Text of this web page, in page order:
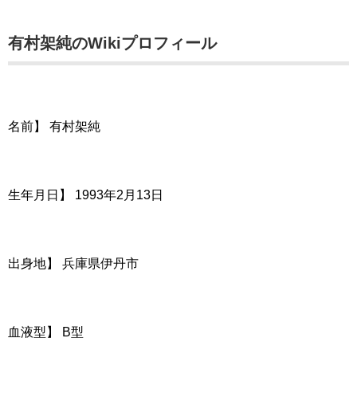
有村架純のWikiプロフィール
名前】 有村架純
生年月日】 1993年2月13日
出身地】 兵庫県伊丹市
血液型】 B型